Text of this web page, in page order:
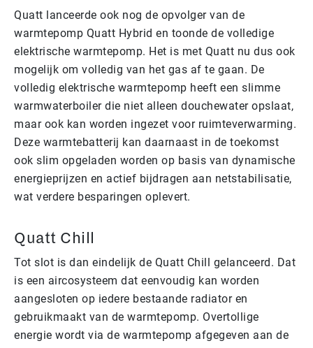
Quatt lanceerde ook nog de opvolger van de
warmtepomp Quatt Hybrid en toonde de volledige
elektrische warmtepomp. Het is met Quatt nu dus ook
mogelijk om volledig van het gas af te gaan. De
volledig elektrische warmtepomp heeft een slimme
warmwaterboiler die niet alleen douchewater opslaat,
maar ook kan worden ingezet voor ruimteverwarming.
Deze warmtebatterij kan daarnaast in de toekomst
ook slim opgeladen worden op basis van dynamische
energieprijzen en actief bijdragen aan netstabilisatie,
wat verdere besparingen oplevert.
Quatt Chill
Tot slot is dan eindelijk de Quatt Chill gelanceerd. Dat
is een aircosysteem dat eenvoudig kan worden
aangesloten op iedere bestaande radiator en
gebruikmaakt van de warmtepomp. Overtollige
energie wordt via de warmtepomp afgegeven aan de